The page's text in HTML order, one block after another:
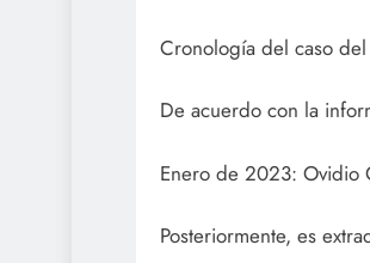
Cronología del caso del
De acuerdo con la
Enero de 2023: Ovidio
Posteriormente, es